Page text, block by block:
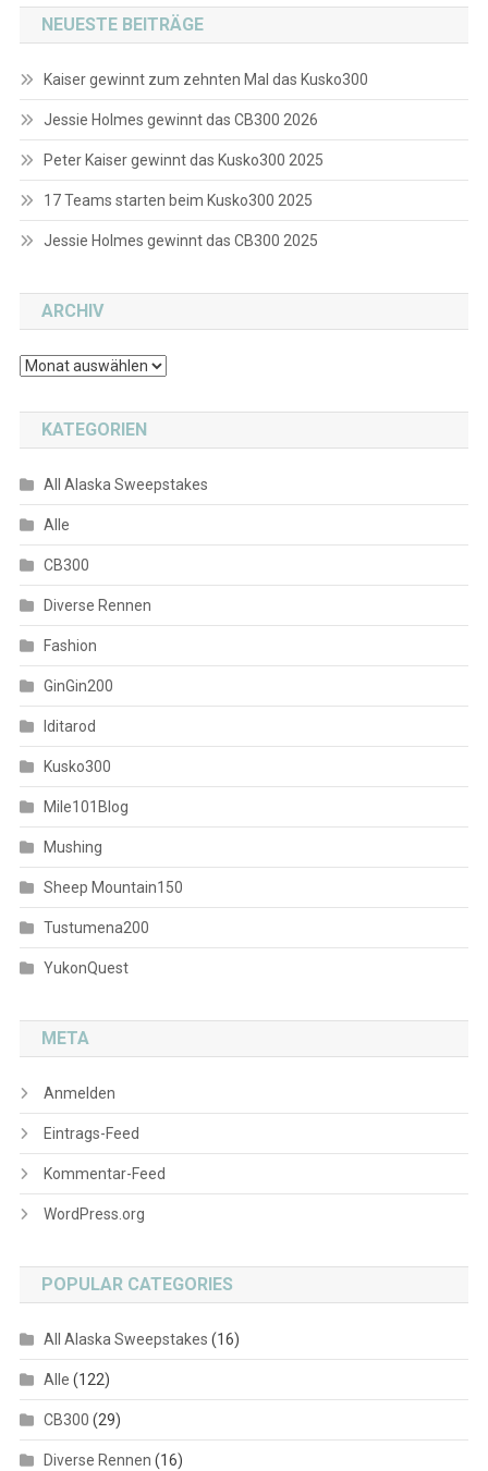
NEUESTE BEITRÄGE
Kaiser gewinnt zum zehnten Mal das Kusko300
Jessie Holmes gewinnt das CB300 2026
Peter Kaiser gewinnt das Kusko300 2025
17 Teams starten beim Kusko300 2025
Jessie Holmes gewinnt das CB300 2025
ARCHIV
Archiv
KATEGORIEN
All Alaska Sweepstakes
Alle
CB300
Diverse Rennen
Fashion
GinGin200
Iditarod
Kusko300
Mile101Blog
Mushing
Sheep Mountain150
Tustumena200
YukonQuest
META
Anmelden
Eintrags-Feed
Kommentar-Feed
WordPress.org
POPULAR CATEGORIES
All Alaska Sweepstakes (16)
Alle (122)
CB300 (29)
Diverse Rennen (16)